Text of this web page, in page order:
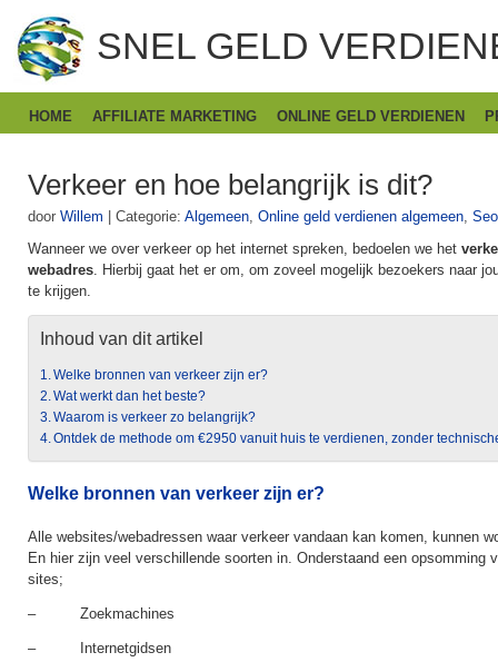
SNEL GELD
HOME AFFILIATE MARKETING ONLINE GELD VERDIENEN
Verkeer en hoe belangrijk is dit?
door Willem Categorie: Algemeen, Online geld verdienen algemeen, Seo
Wanneer we over verkeer op het internet spreken, bedoelen we het
webadres. Hierbij gaat het er om, om zoveel mogelijk bezoekers naar
te krijgen.
Inhoud van dit artikel
Welke bronnen van verkeer zijn er?
Wat werkt dan het beste?
Waarom is verkeer zo belangrijk?
Ontdek de methode om €2950 vanuit huis te verdienen, zonder
Welke bronnen van verkeer zijn er?
Alle websites/webadressen waar verkeer vandaan kan komen, kunnen
En hier zijn veel verschillende soorten in. Onderstaand een opsomming
sites;
– Zoekmachines
– Internetgidsen